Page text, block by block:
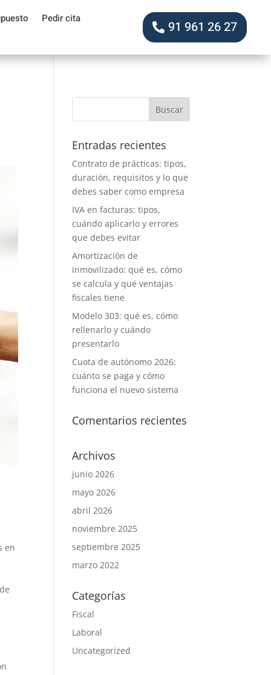
Pedir cita
91 961 26 27
en
Entradas recientes
Contrato de prácticas: tipos,
duración, requisitos y lo que
debes saber como empresa
IVA en facturas: tipos,
cuándo aplicarlo y errores
que debes evitar
Amortización de
inmovilizado: qué es, cómo
se calcula y qué ventajas
fiscales tiene
Modelo 303: qué es, cómo
rellenarlo y cuándo
presentarlo
Cuota de autónomo 2026:
cuánto se paga y cómo
funciona el nuevo sistema
Comentarios recientes
Archivos
junio 2026
mayo 2026
abril 2026
noviembre 2025
septiembre 2025
marzo 2022
Categorías
Fiscal
Laboral
Uncategorized